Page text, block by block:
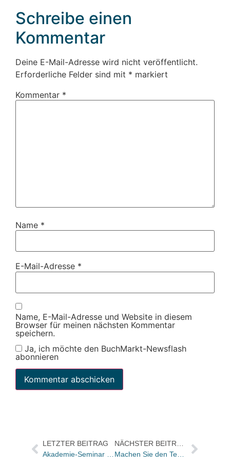
Schreibe einen
Kommentar
Deine E-Mail-Adresse wird nicht veröffentlicht.
Erforderliche Felder sind mit * markiert
Kommentar *
Name *
E-Mail-Adresse *
Name, E-Mail-Adresse und Website in diesem
Browser für meinen nächsten Kommentar
speichern.
Ja, ich möchte den BuchMarkt-Newsflash
abonnieren
LETZTER BEITRAG
Akademie-Seminar „Crashkurs Pressearbeit für Hörmedien“
NÄCHSTER BEITRAG
Machen Sie den Test: Kennen Sie Ihre Pflichten als Geschäftsführer?